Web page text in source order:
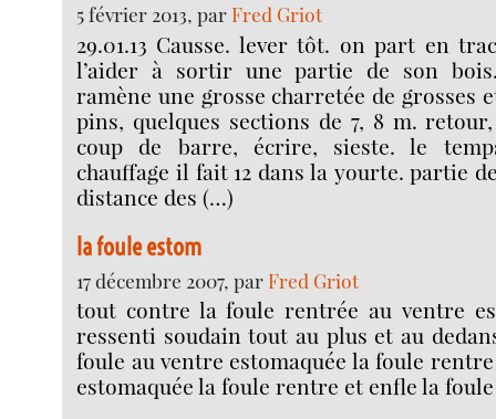
5 février 2013, parFred Griot
29.01.13 Causse. lever tôt. on part en
l’aider à sortir une partie de son
ramène une grosse charretée de grosses
pins, quelques sections de 7, 8 m.
coup de barre, écrire, sieste. le
chauffage il fait 12 dans la yourte. partie
distance des (…)
la foule estom
17 décembre 2007, parFred Griot
tout contre la foule rentrée au ventre
ressenti soudain tout au plus et au
foule au ventre estomaquée la foule
estomaquée la foule rentre et enfle la foule